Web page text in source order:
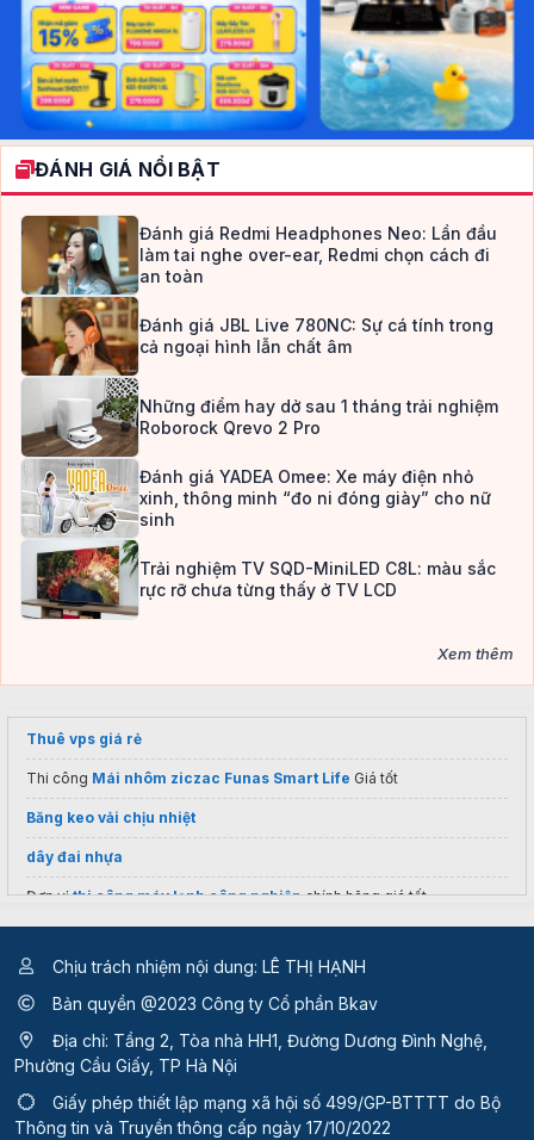
ĐÁNH GIÁ NỔI BẬT
Đánh giá Redmi Headphones Neo: Lần đầu
làm tai nghe over-ear, Redmi chọn cách đi
an toàn
Đánh giá JBL Live 780NC: Sự cá tính trong
cả ngoại hình lẫn chất âm
Những điểm hay dở sau 1 tháng trải nghiệm
Roborock Qrevo 2 Pro
Đánh giá YADEA Omee: Xe máy điện nhỏ
xinh, thông minh “đo ni đóng giày” cho nữ
sinh
Trải nghiệm TV SQD-MiniLED C8L: màu sắc
rực rỡ chưa từng thấy ở TV LCD
Xem thêm
Thuê vps giá rẻ
Thi công Mái nhôm ziczac Funas Smart Life Giá tốt
Băng keo vải chịu nhiệt
dây đai nhựa
Đơn vịthi công máy lạnh công nghiệpchính hãng giá tốt
thiết bị kiểm định Tahico.com
Thuê máy photocopy màu
Loa Kiểm Âm
Các loại y lọc inox
Nguyên nhân Bếp từ lỗi E5
Chịu trách nhiệm nội dung: LÊ THỊ HẠNH
Bản quyền @2023 Công ty Cổ phần Bkav
Địa chỉ: Tầng 2, Tòa nhà HH1, Đường Dương Đình Nghệ,
Phường Cầu Giấy, TP Hà Nội
Giấy phép thiết lập mạng xã hội số 499/GP-BTTTT do Bộ
Thông tin và Truyền thông cấp ngày 17/10/2022